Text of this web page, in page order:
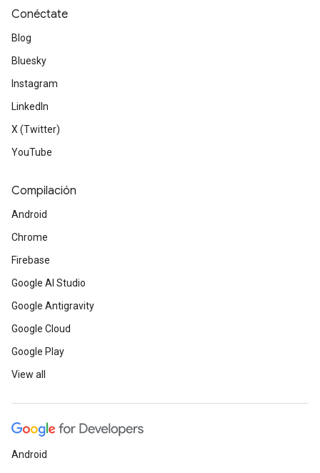
Conéctate
Blog
Bluesky
Instagram
LinkedIn
X (Twitter)
YouTube
Compilación
Android
Chrome
Firebase
Google AI Studio
Google Antigravity
Google Cloud
Google Play
View all
Android